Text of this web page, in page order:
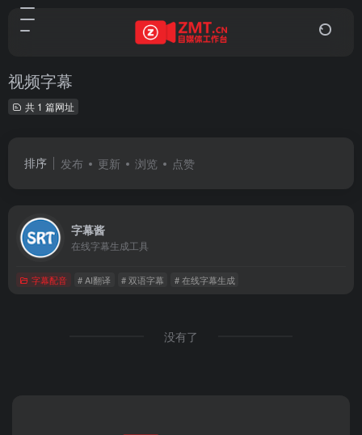
视频字幕
共 1 篇网址
排序 发布 更新 浏览 点赞
字幕酱
在线字幕生成工具
字幕配音 # AI翻译 # 双语字幕 # 在线字幕生成
没有了